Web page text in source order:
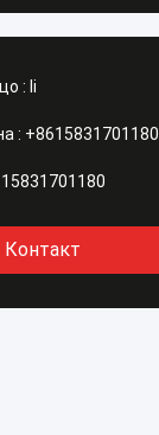
: li
: +8615831701180
Контакт